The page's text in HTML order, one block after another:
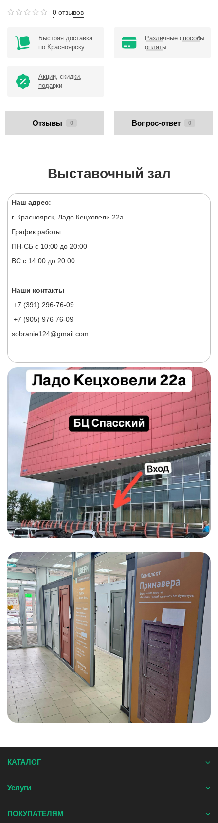
0 отзывов
Быстрая доставка
по Красноярску
Различные способы
оплаты
Акции, скидки,
подарки
Отзывы 0 Вопрос-ответ 0
Выставочный зал
Наш адрес:
г. Красноярск, Ладо Кецховели 22а
График работы:
ПН-СБ с 10:00 до 20:00
ВС с 14:00 до 20:00
Наши контакты
+7 (391) 296-76-09
+7 (905) 976 76-09
sobranie124@gmail.com
КАТАЛОГ
Услуги
ПОКУПАТЕЛЯМ